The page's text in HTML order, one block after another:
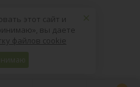
09-40
×
этот сайт и
вы даете
файлов cookie